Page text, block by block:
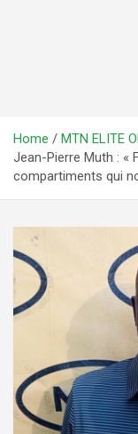
Home
MTN ELITE
Jean-Pierre Muth : «
compartiments qui